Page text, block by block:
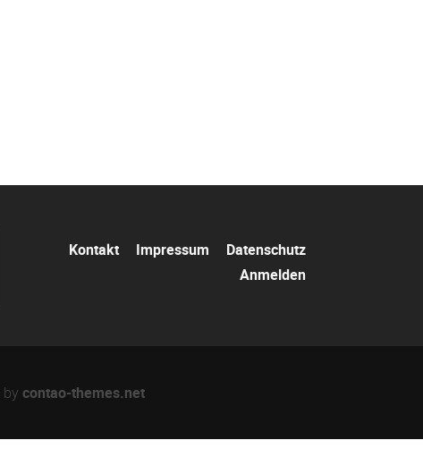
Kontakt Impressum
Datenschutz
Anmelden
by contao-themes.net